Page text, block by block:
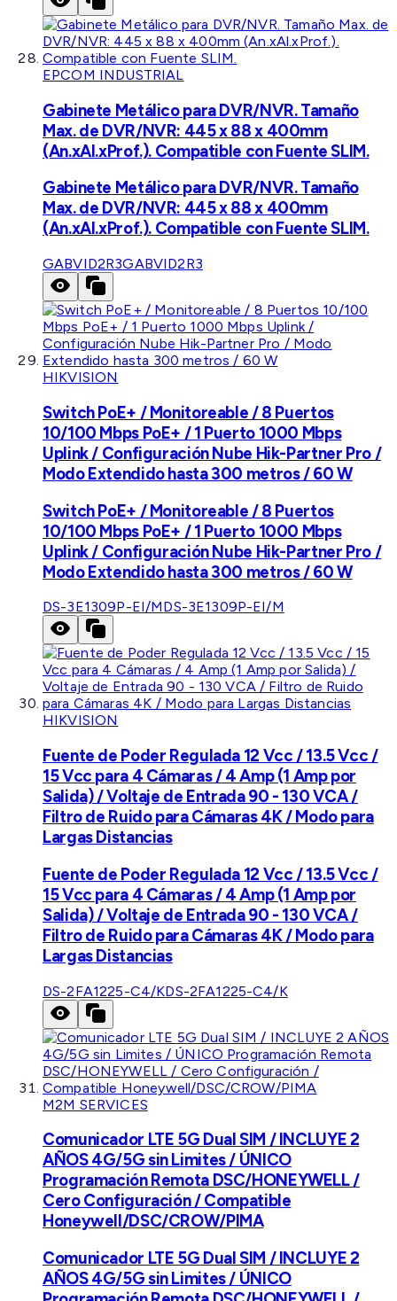
EPCOM INDUSTRIAL
Gabinete Metálico para DVR/NVR. Tamaño
Max. de DVR/NVR: 445 x 88 x 400mm
(An.xAl.xProf.). Compatible con Fuente SLIM.
Gabinete Metálico para DVR/NVR. Tamaño
Max. de DVR/NVR: 445 x 88 x 400mm
(An.xAl.xProf.). Compatible con Fuente SLIM.
GABVID2R3GABVID2R3
HIKVISION
Switch PoE+ / Monitoreable / 8 Puertos
10/100 Mbps PoE+ / 1 Puerto 1000 Mbps
Uplink / Configuración Nube Hik-Partner Pro /
Modo Extendido hasta 300 metros / 60 W
Switch PoE+ / Monitoreable / 8 Puertos
10/100 Mbps PoE+ / 1 Puerto 1000 Mbps
Uplink / Configuración Nube Hik-Partner Pro /
Modo Extendido hasta 300 metros / 60 W
DS-3E1309P-EI/MDS-3E1309P-EI/M
HIKVISION
Fuente de Poder Regulada 12 Vcc / 13.5 Vcc /
15 Vcc para 4 Cámaras / 4 Amp (1 Amp por
Salida) / Voltaje de Entrada 90 - 130 VCA /
Filtro de Ruido para Cámaras 4K / Modo para
Largas Distancias
Fuente de Poder Regulada 12 Vcc / 13.5 Vcc /
15 Vcc para 4 Cámaras / 4 Amp (1 Amp por
Salida) / Voltaje de Entrada 90 - 130 VCA /
Filtro de Ruido para Cámaras 4K / Modo para
Largas Distancias
DS-2FA1225-C4/KDS-2FA1225-C4/K
M2M SERVICES
Comunicador LTE 5G Dual SIM / INCLUYE 2
AÑOS 4G/5G sin Limites / ÚNICO
Programación Remota DSC/HONEYWELL /
Cero Configuración / Compatible
Honeywell/DSC/CROW/PIMA
Comunicador LTE 5G Dual SIM / INCLUYE 2
AÑOS 4G/5G sin Limites / ÚNICO